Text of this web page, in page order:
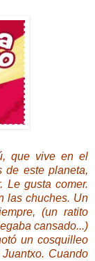
que vive en el
de este planeta,
Le gusta comer.
las chuches. Un
(un ratito
cansado...)
un cosquilleo
Cuando